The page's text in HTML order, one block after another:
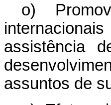
o)
assistência
assuntos de